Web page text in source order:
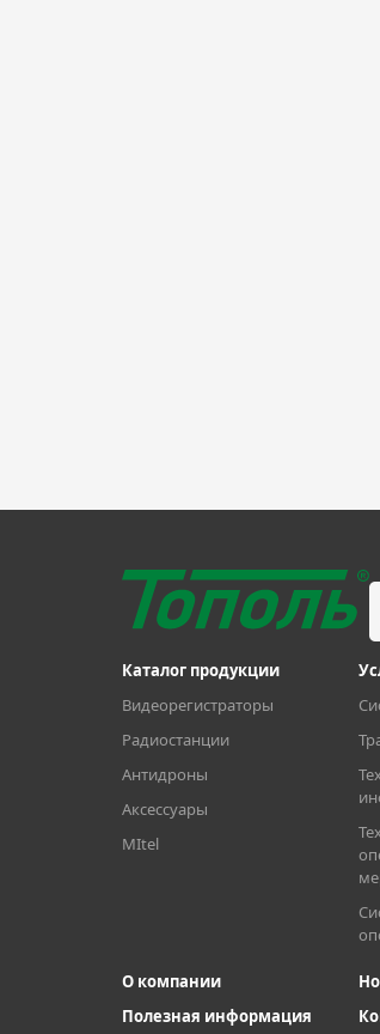
Каталог продукции
Видеорегистраторы
Радиостанции
Антидроны
Аксессуары
MItel
О компании
Полезная информация